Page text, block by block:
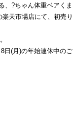
、?ちゃん体重ベアくま
天市場店にて、初売り
日(月)の年始連休中のご